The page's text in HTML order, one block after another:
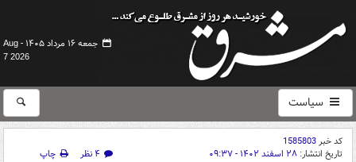
جمعه ۱۶ مرداد ۱۴۰۵ -
Aug
7 2026
سیاست
کد خبر1585803
تاریخ انتشار: ۲۸ اسفند ۱۴۰۲ - ۰۹:۳۷ ۴ نظر
چاپ